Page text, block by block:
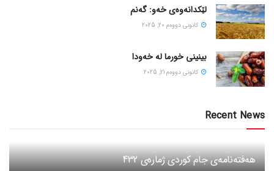
لێکدانەوەی خەو: گەنم
كانونی دووه‌م 20, 2025
بینینی خورما لە خەودا
كانونی دووه‌م 21, 2025
Recent News
هەفتەنامەی جام کوردی ژمارەی 432